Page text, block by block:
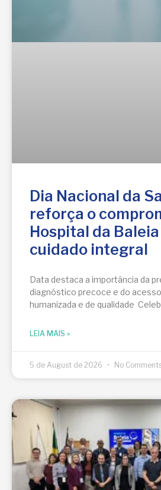
Dia Nacional da
reforça o
Hospital da
cuidado integral
Data destaca a importância da
diagnóstico precoce e do
humanizada e de qualidade
LEIA MAIS »
5 de August de 2026 No